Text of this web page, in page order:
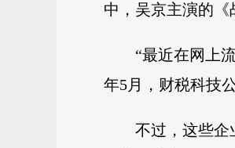
中，吴京主演的《
“最近在网上
年5月，财税科技
不过，这些企